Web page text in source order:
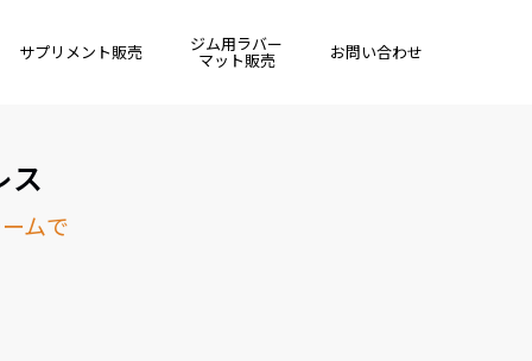
サプリメント販売 ジム用ラバー
マット販売 お問い合わせ
ス
ムで